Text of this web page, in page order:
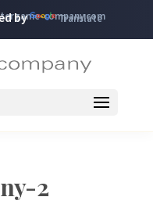
company.com
by Translate
2